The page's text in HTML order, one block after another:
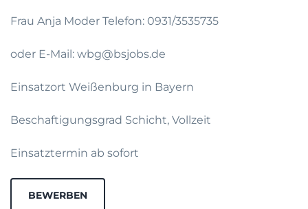
Frau Anja Moder Telefon: 0931/3535735
oder E-Mail: wbg@bsjobs.de
Einsatzort Weißenburg in Bayern
Beschaftigungsgrad Schicht, Vollzeit
Einsatztermin ab sofort
BEWERBEN